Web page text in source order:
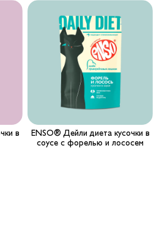
в
ENSO® Дейли диета кусочки в
соусе с форелью и лососем